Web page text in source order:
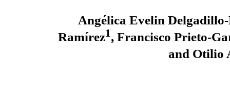
Angélica Evelin
Ramírez1, Francisco Prieto-
and Otilio